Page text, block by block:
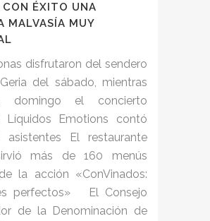
CON ÉXITO UNA
MALVASÍA MUY
disfrutaron del sendero
del sábado, mientras
domingo el concierto
Líquidos Emotions contó
El restaurante
más de 160 menús
la acción «ConVinados:
perfectos» El Consejo
de la Denominación de